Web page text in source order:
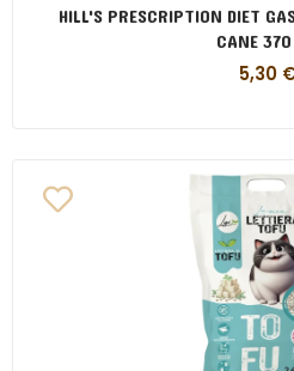
HILL'S PRESCRIPTION DIET
CANE
5,30